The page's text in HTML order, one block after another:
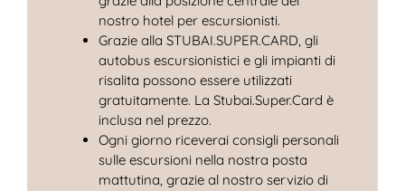
nostro hotel per escursionisti.
Grazie alla STUBAI.SUPER.CARD, gli
autobus escursionistici e gli impianti di
risalita possono essere utilizzati
gratuitamente. La Stubai.Super.Card è
inclusa nel prezzo.
Ogni giorno riceverai consigli personali
sulle escursioni nella nostra posta
mattutina, grazie al nostro servizio di